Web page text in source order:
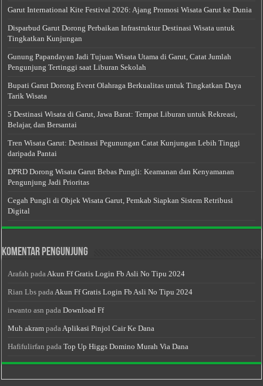
Garut International Kite Festival 2026: Ajang Promosi Wisata Garut ke Dunia
Disparbud Garut Dorong Perbaikan Infrastruktur Destinasi Wisata untuk
Tingkatkan Kunjungan
Gunung Papandayan Jadi Tujuan Wisata Utama di Garut, Catat Jumlah
Pengunjung Tertinggi saat Liburan Sekolah
Bupati Garut Dorong Event Olahraga Berkualitas untuk Tingkatkan Daya
Tarik Wisata
5 Destinasi Wisata di Garut, Jawa Barat: Tempat Liburan untuk Rekreasi,
Belajar, dan Bersantai
Tren Wisata Garut: Destinasi Pegunungan Catat Kunjungan Lebih Tinggi
daripada Pantai
DPRD Dorong Wisata Garut Bebas Pungli: Keamanan dan Kenyamanan
Pengunjung Jadi Prioritas
Cegah Pungli di Objek Wisata Garut, Pemkab Siapkan Sistem Retribusi
Digital
Komentar Pengunjung
Arafah padaAkun Ff Gratis Login Fb Asli No Tipu 2024
Rian Lbs padaAkun Ff Gratis Login Fb Asli No Tipu 2024
irwanto asn padaDownload Ff
Muh akram padaAplikasi Pinjol Cair Ke Dana
Hafifulirfan padaTop Up Higgs Domino Murah Via Dana